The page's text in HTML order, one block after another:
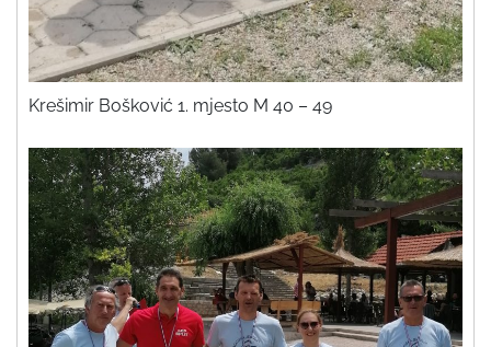
Krešimir Bošković 1. mjesto M 40 – 49